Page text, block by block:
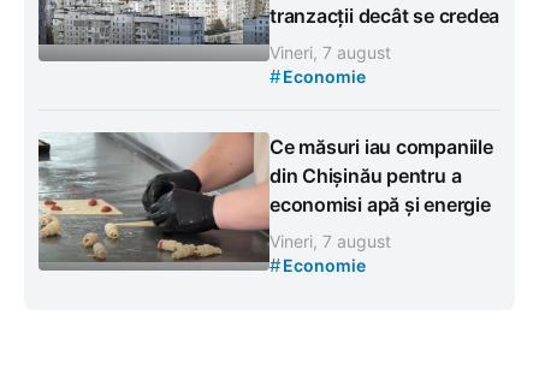
tranzacții decât se credea
Vineri, 7 august
#Economie
Ce măsuri iau companiile
din Chișinău pentru a
economisi apă și energie
Vineri, 7 august
#Economie